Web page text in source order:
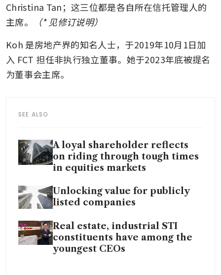
Christina Tan；这三位都是各自所在信托管理人的
主席。
（* 见修订说明）
Koh 是房地产界的知名人士，于2019年10月1日加
入 FCT 担任非执行独立董事。她于2023年底被提名
为董事会主席。
SEE ALSO
A loyal shareholder reflects
on riding through tough times
in equities markets
Unlocking value for publicly
listed companies
Real estate, industrial STI
constituents have among the
youngest CEOs